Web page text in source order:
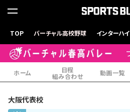
TOP バーチャル高校野球 インターハイ
ホーム 日程
組み合わせ 動画一覧
大阪代表校